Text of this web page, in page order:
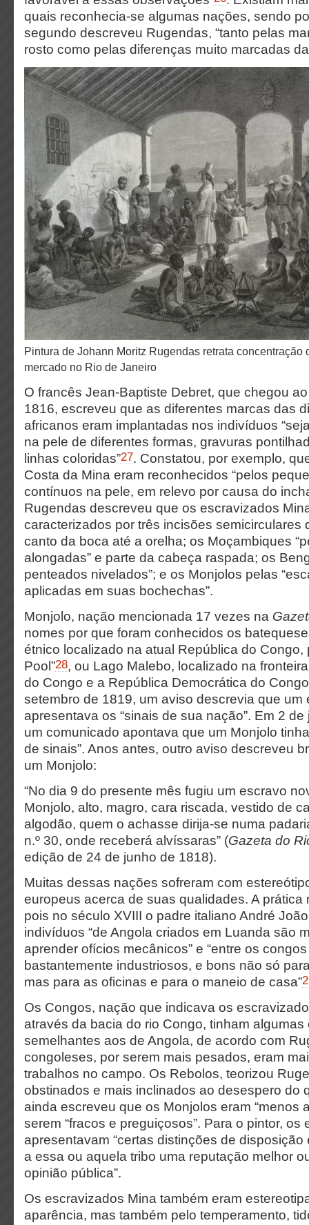
quais reconhecia-se algumas nações, sendo
segundo descreveu Rugendas, “tanto pelas
rosto como pelas diferenças muito marcadas
Pintura de Johann Moritz Rugendas retrata concentração de escravizados em
mercado no Rio de Janeiro
O francês Jean-Baptiste Debret, que chegou
1816, escreveu que as diferentes marcas das
africanos eram implantadas nos indivíduos
na pele de diferentes formas, gravuras
linhas coloridas”27. Constatou, por exemplo,
Costa da Mina eram reconhecidos “pelos
contínuos na pele, em relevo por causa do
Rugendas descreveu que os escravizados
caracterizados por três incisões semicirculares
canto da boca até a orelha; os Moçambiques
alongadas” e parte da cabeça raspada; os
penteados nivelados”; e os Monjolos pelas
aplicadas em suas bochechas”.
Monjolo, nação mencionada 17 vezes na
nomes por que foram conhecidos os
étnico localizado na atual República do Congo,
Pool”28, ou Lago Malebo, localizado na
do Congo e a República Democrática do
setembro de 1819, um aviso descrevia que um
apresentava os “sinais de sua nação”. Em 2
um comunicado apontava que um Monjolo
de sinais”. Anos antes, outro aviso descreveu
um Monjolo:
“No dia 9 do presente mês fugiu um escravo
Monjolo, alto, magro, cara riscada, vestido de
algodão, quem o achasse dirija-se numa
n.º 30, onde receberá alvíssaras” (Gazeta do
edição de 24 de junho de 1818).
Muitas dessas nações sofreram com
europeus acerca de suas qualidades. A prática
pois no século XVIII o padre italiano André
indivíduos “de Angola criados em Luanda são
aprender ofícios mecânicos” e “entre os
bastantemente industriosos, e bons não só
mas para as oficinas e para o maneio de casa”
Os Congos, nação que indicava os
através da bacia do rio Congo, tinham
semelhantes aos de Angola, de acordo com
congoleses, por serem mais pesados, eram
trabalhos no campo. Os Rebolos, teorizou
obstinados e mais inclinados ao desespero do
ainda escreveu que os Monjolos eram “menos
serem “fracos e preguiçosos”. Para o pintor, os
apresentavam “certas distinções de disposição
a essa ou aquela tribo uma reputação melhor
opinião pública”.
Os escravizados Mina também eram
aparência, mas também pelo temperamento,